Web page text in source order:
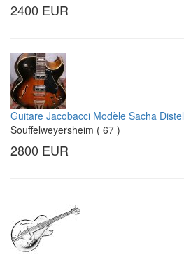
2400 EUR
Guitare Jacobacci Modèle Sacha Distel
Souffelweyersheim ( 67 )
2800 EUR